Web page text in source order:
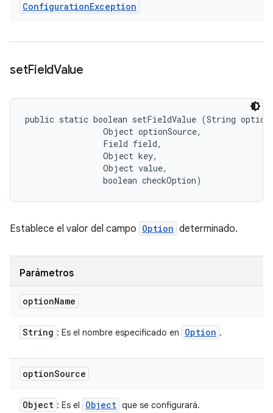
ConfigurationException
setFieldValue
public static boolean setFieldValue (String
                Object optionSource,
                Field field,
                Object key,
                Object value,
                boolean checkOption)
Establece el valor del campo Option determinado.
Parámetros
optionName
String : Es el nombre especificado en Option .
optionSource
Object : Es el Object que se configurará.